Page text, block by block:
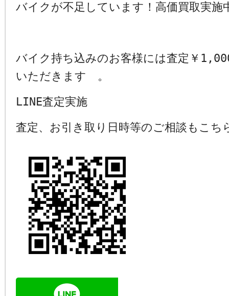
バイクが不足しています！高価買取実施
バイク持ち込みのお客様には査定￥
いただきます 。
LINE査定実施
査定、お引き取り日時等のご相談もこち